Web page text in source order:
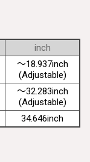
inch
〜18.937inch
(Adjustable)
〜32.283inch
(Adjustable)
34.646inch